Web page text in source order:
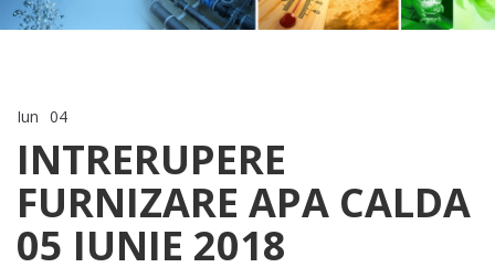
Iun 04
INTRERUPERE
FURNIZARE APA CALDA
05 IUNIE 2018